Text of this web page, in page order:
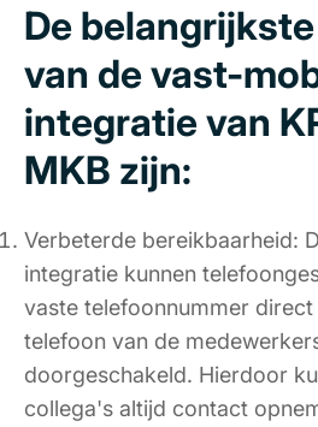
De
van de vast-
integratie van
MKB zijn:
Verbeterde bereikbaarheid:
integratie kunnen
vaste telefoonnummer
telefoon van de
doorgeschakeld. Hierdoor
collega's altijd contact